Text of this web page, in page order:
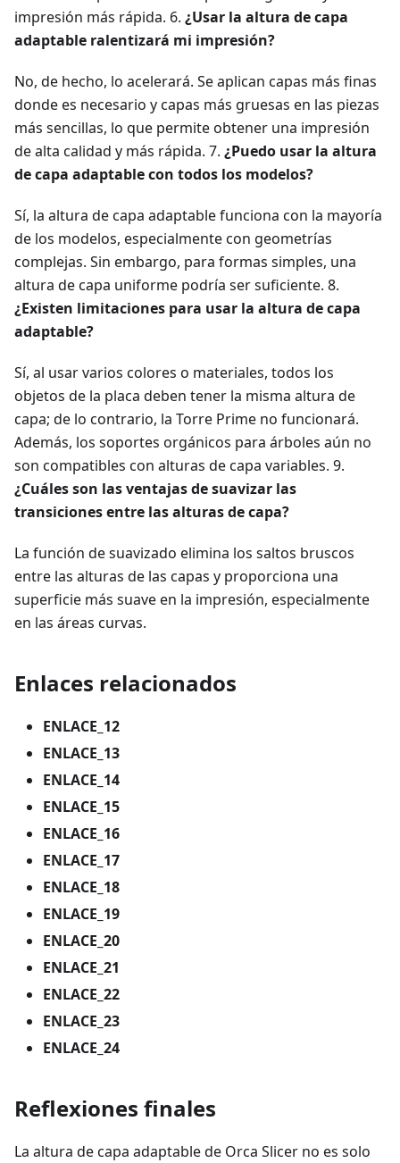
impresión más rápida. 6. ¿Usar la altura de capa
adaptable ralentizará mi impresión?
No, de hecho, lo acelerará. Se aplican capas más finas
donde es necesario y capas más gruesas en las piezas
más sencillas, lo que permite obtener una impresión
de alta calidad y más rápida. 7. ¿Puedo usar la altura
de capa adaptable con todos los modelos?
Sí, la altura de capa adaptable funciona con la mayoría
de los modelos, especialmente con geometrías
complejas. Sin embargo, para formas simples, una
altura de capa uniforme podría ser suficiente. 8.
¿Existen limitaciones para usar la altura de capa
adaptable?
Sí, al usar varios colores o materiales, todos los
objetos de la placa deben tener la misma altura de
capa; de lo contrario, la Torre Prime no funcionará.
Además, los soportes orgánicos para árboles aún no
son compatibles con alturas de capa variables. 9.
¿Cuáles son las ventajas de suavizar las
transiciones entre las alturas de capa?
La función de suavizado elimina los saltos bruscos
entre las alturas de las capas y proporciona una
superficie más suave en la impresión, especialmente
en las áreas curvas.
Enlaces relacionados
ENLACE_12
ENLACE_13
ENLACE_14
ENLACE_15
ENLACE_16
ENLACE_17
ENLACE_18
ENLACE_19
ENLACE_20
ENLACE_21
ENLACE_22
ENLACE_23
ENLACE_24
Reflexiones finales
La altura de capa adaptable de Orca Slicer no es solo